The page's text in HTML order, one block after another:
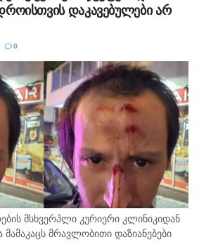
დაკავებულები არ
0
მსხვერპლი კურიერი კლინიკიდან
მრავლობითი დაზიანებები